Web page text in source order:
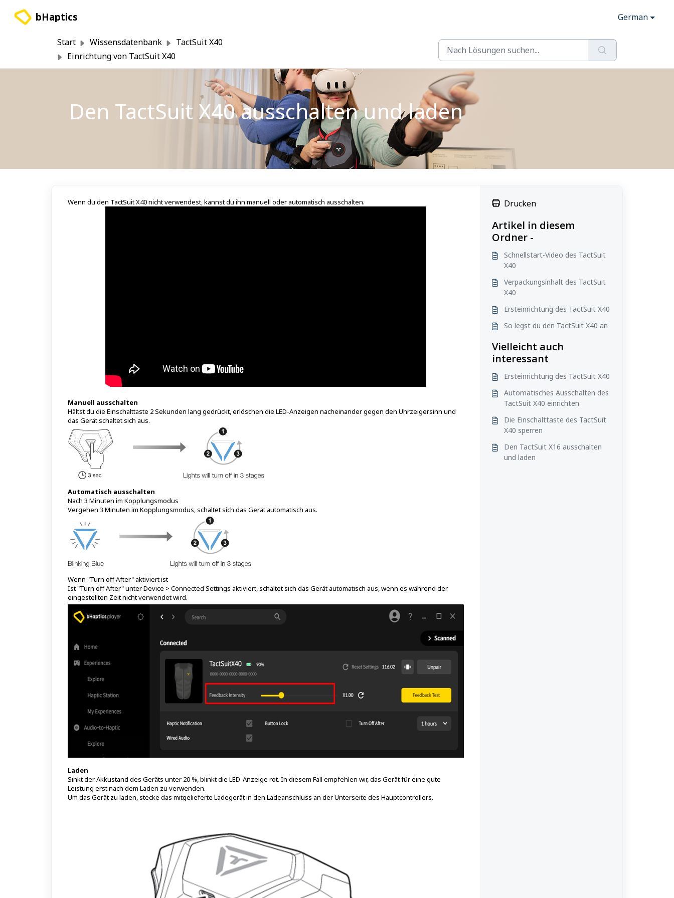
bHaptics German
Start Wissensdatenbank
TactSuit X40
Einrichtung von TactSuit X40
Den TactSuit X40 ausschalten und laden
Wenn du den TactSuit X40 nicht verwendest, kannst du ihn manuell oder automatisch ausschalten.
Manuell ausschalten
Hältst du die Einschalttaste 2 Sekunden lang gedrückt, erlöschen die LED-Anzeigen nacheinander gegen den Uhrzeigersinn und
das Gerät schaltet sich aus.
Automatisch ausschalten
Nach 3 Minuten im Kopplungsmodus
Vergehen 3 Minuten im Kopplungsmodus, schaltet sich das Gerät automatisch aus.
Wenn "Turn off After" aktiviert ist
Ist "Turn off After" unter Device > Connected Settings aktiviert, schaltet sich das Gerät automatisch aus, wenn es während der
eingestellten Zeit nicht verwendet wird.
Laden
Sinkt der Akkustand des Geräts unter 20 %, blinkt die LED-Anzeige rot. In diesem Fall empfehlen wir, das Gerät für eine gute
Leistung erst nach dem Laden zu verwenden.
Um das Gerät zu laden, stecke das mitgelieferte Ladegerät in den Ladeanschluss an der Unterseite des Hauptcontrollers.
Drucken
Artikel in diesem
Ordner -
Schnellstart-Video des TactSuit
X40
Verpackungsinhalt des TactSuit
X40
Ersteinrichtung des TactSuit X40
So legst du den TactSuit X40 an
Vielleicht auch
interessant
Ersteinrichtung des TactSuit X40
Automatisches Ausschalten des
TactSuit X40 einrichten
Die Einschalttaste des TactSuit
X40 sperren
Den TactSuit X16 ausschalten
und laden